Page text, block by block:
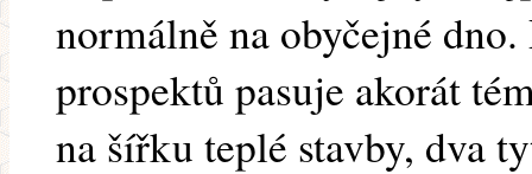
normálně na obyčejné
prospektů pasuje akorát
na šířku teplé stavby, dva